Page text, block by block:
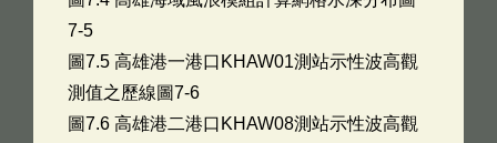
7-5
圖7.5 高雄港一港口KHAW01測站示性波高觀
測值之歷線圖7-6
圖7.6 高雄港二港口KHAW08測站示性波高觀